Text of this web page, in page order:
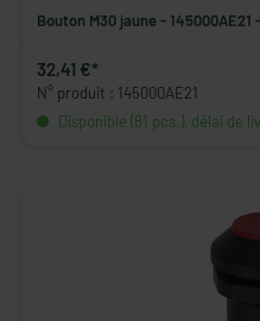
Bouton M30 jaune -
32,41 €*
N° produit : 145000AE21
Disponible (81 pcs.), délai de